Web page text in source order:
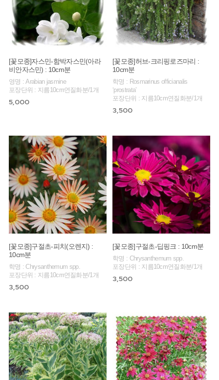
[꽃모종]자스민-함박자스민(아라
비안자스민) : 10cm분
영명 : Arabian jasmine
포장단위 : 지름10cm연질화분/1개
5,000
[꽃모종]허브-크리핑로즈마리 :
10cm분
학명 : Rosmarinus officianalis
‘prostrata’
포장단위 : 지름10cm연질화분/1개
3,500
[꽃모종]구절초-피치(오렌지) :
10cm분
학명 : Chrysanthemum spp.
포장단위 : 지름10cm연질화분/1개
3,500
[꽃모종]구절초-딥핑크 : 10cm분
학명 : Chrysanthemum spp.
포장단위 : 지름10cm연질화분/1개
3,500